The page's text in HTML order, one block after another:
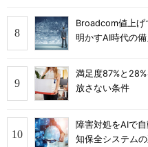
Broadcom値上
明かすAI時代の備
満足度87%と
放さない条件
障害対処をAIで
知保全システムの